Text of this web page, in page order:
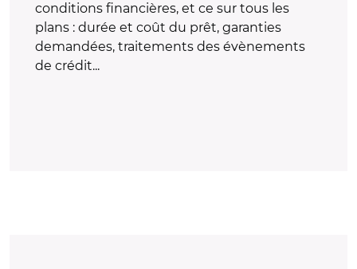
conditions financières, et ce sur tous les
plans : durée et coût du prêt, garanties
demandées, traitements des évènements
de crédit...